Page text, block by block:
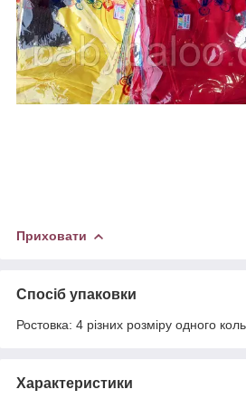
Приховати
Спосіб упаковки
Ростовка: 4 різних розміру одного
Характеристики